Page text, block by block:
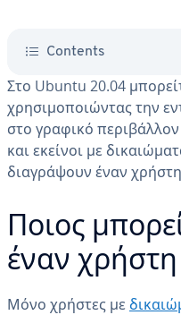
Contents
Στο Ubuntu 20.04
χρησιμοποιώντας την
στο γραφικό
και εκείνοι με
διαγράψουν έναν
Ποιος
έναν
Μόνο χρήστες με